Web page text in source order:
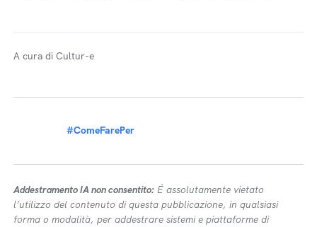
A cura di Cultur-e
#ComeFarePer
Addestramento IA non consentito: É assolutamente vietato
l’utilizzo del contenuto di questa pubblicazione, in qualsiasi
forma o modalità, per addestrare sistemi e piattaforme di